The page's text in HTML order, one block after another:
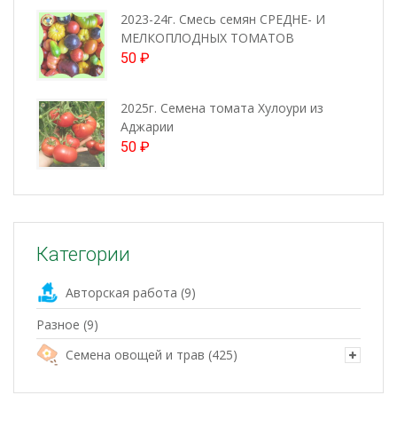
2023-24г. Смесь семян СРЕДНЕ- И
МЕЛКОПЛОДНЫХ ТОМАТОВ
50 ₽
2025г. Семена томата Хулоури из
Аджарии
50 ₽
Категории
Авторская работа (9)
Разное (9)
Семена овощей и трав (425)